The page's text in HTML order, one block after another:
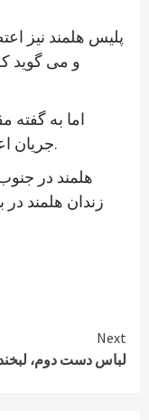
پلیس هلمند نیز
و می گوید
اما به گفته
جریان اعتصاب زندانیان هلمند رخ نداده است.
هلمند در
زندان هلمند در
Next
لباس دست دوم،